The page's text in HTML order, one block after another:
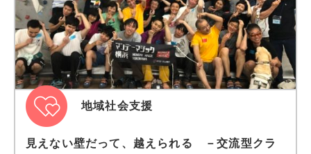
地域社会支援
見えない壁だって、越えられる －交流型クラ